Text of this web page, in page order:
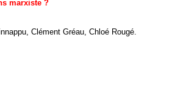
marxiste ?
Clément Gréau, Chloé Rougé.